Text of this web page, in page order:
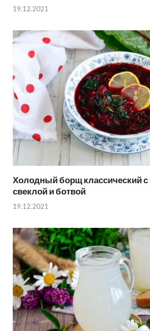
19.12.2021
Холодный борщ классический с
свеклой и ботвой
19.12.2021